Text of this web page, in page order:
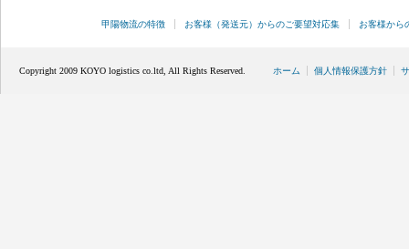
甲陽物流の特徴 お客様（発送元）からのご要望対応集 お客様から
Copyright 2009 KOYO logistics co.ltd, All Rights Reserved. ホーム 個人情報保護方針